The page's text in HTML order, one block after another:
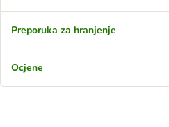
Preporuka za hranjenje
Ocjene